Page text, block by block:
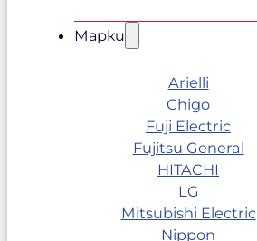
Марки
Arielli
Chigo
Fuji Electric
Fujitsu General
HITACHI
LG
Mitsubishi Electric
Nippon